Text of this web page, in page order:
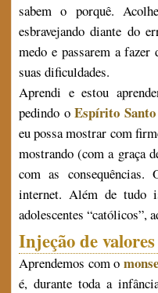
sabem o porquê.
esbravejando diante do
medo e passarem a fazer
suas dificuldades.
Aprendi e estou
pedindo o Espírito Santo
eu possa mostrar com
mostrando (com a graça
com as
internet. Além de tudo
adolescentes “católicos”,
Injeção de valores
Aprendemos com o
é, durante toda a